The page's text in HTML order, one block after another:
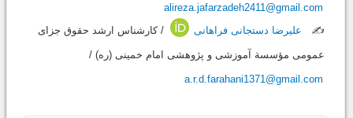
alireza.jafarzadeh2411@gmail.com
✍️
علیرضا دستجانی فراهانی / کارشناس ارشد حقوق جزای
عمومی مؤسسة آموزشی و پژوهشی امام خمینی (ره) /
a.r.d.farahani1371@gmail.com